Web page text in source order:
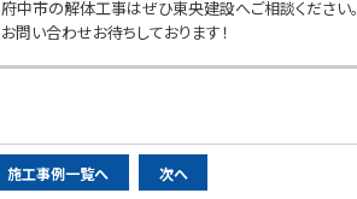
府中市の解体工事はぜひ東央建設へご相談ください。
お問い合わせお待ちしております！
施工事例一覧へ 次へ